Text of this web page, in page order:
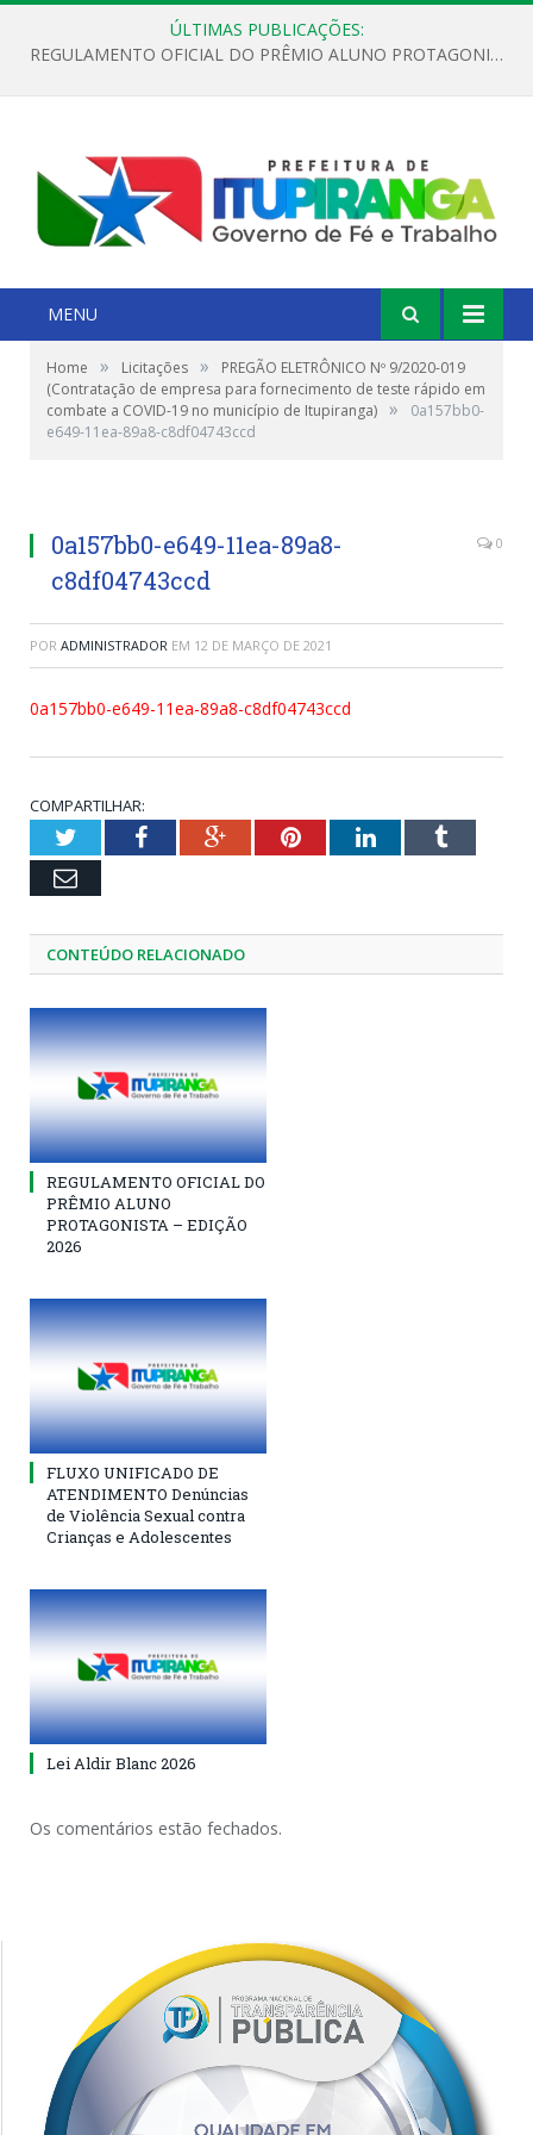
ÚLTIMAS PUBLICAÇÕES:
REGULAMENTO OFICIAL DO PRÊMIO ALUNO PROTAGONISTA – EDIÇÃO 2026
MENU
Home » Licitações »
PREGÃO ELETRÔNICO Nº 9/2020-019
(Contratação de empresa para fornecimento de teste rápido em
combate a COVID-19 no município de Itupiranga) »
0a157bb0-
e649-11ea-89a8-c8df04743ccd
0a157bb0-e649-11ea-89a8-
c8df04743ccd
0
POR ADMINISTRADOR EM 12 DE MARÇO DE 2021
0a157bb0-e649-11ea-89a8-c8df04743ccd
COMPARTILHAR:
TwitterFacebookGoogle+PinterestLinkedInTumblr
Email
CONTEÚDO RELACIONADO
REGULAMENTO OFICIAL DO
PRÊMIO ALUNO
PROTAGONISTA – EDIÇÃO
2026
FLUXO UNIFICADO DE
ATENDIMENTO Denúncias
de Violência Sexual contra
Crianças e Adolescentes
Lei Aldir Blanc 2026
Os comentários estão fechados.